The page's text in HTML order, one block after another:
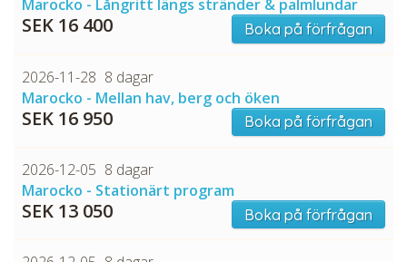
Marocko - Långritt längs stränder & palmlundar
SEK 16 400 Boka på förfrågan
2026-11-28 8 dagar
Marocko - Mellan hav, berg och öken
SEK 16 950 Boka på förfrågan
2026-12-05 8 dagar
Marocko - Stationärt program
SEK 13 050 Boka på förfrågan